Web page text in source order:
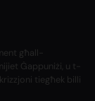
għall-
Ġappuniżi, u t-
tiegħek billi